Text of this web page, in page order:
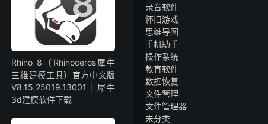
Rhino 8（Rhinoceros犀牛
三维建模工具）官方中文版
V8.15.25019.13001 | 犀牛
3d建模软件下载
录音软件
怀旧游戏
思维导图
手机助手
操作系统
教育软件
数据恢复
文件管理
文件管理器
未分类